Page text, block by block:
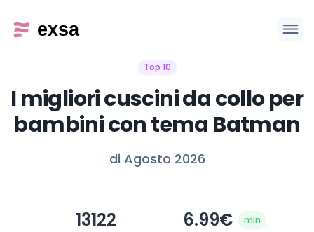
Top 10
I migliori cuscini da collo per
bambini con tema Batman
di Agosto 2026
13122 6.99€ min